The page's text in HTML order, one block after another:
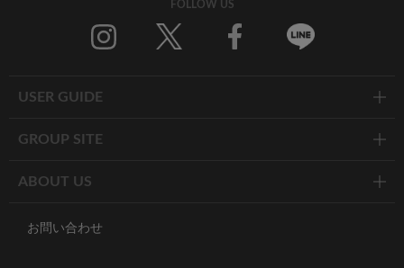
FOLLOW US
USER GUIDE
GROUP SITE
ABOUT US
お問い合わせ